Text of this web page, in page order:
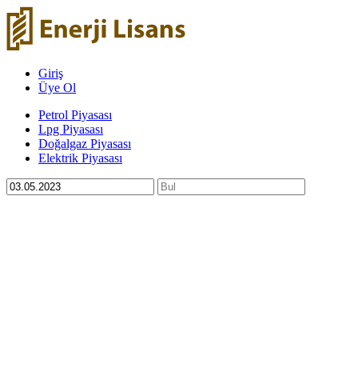
Giriş
Üye Ol
Petrol Piyasası
Lpg Piyasası
Doğalgaz Piyasası
Elektrik Piyasası